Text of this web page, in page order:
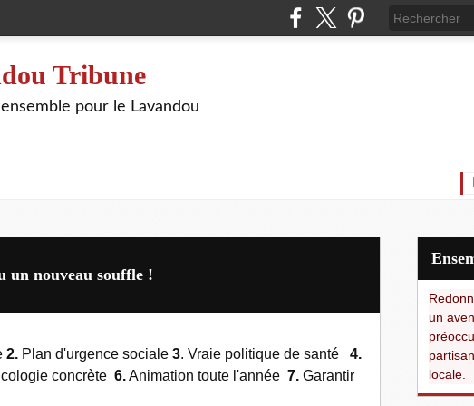
Tribune
pour le Lavandou
un nouveau souffle !
2. Plan d'urgence sociale 3. Vraie politique de santé 4.
concrète 6.Animation toute l'année 7. Garantir
un
locale.